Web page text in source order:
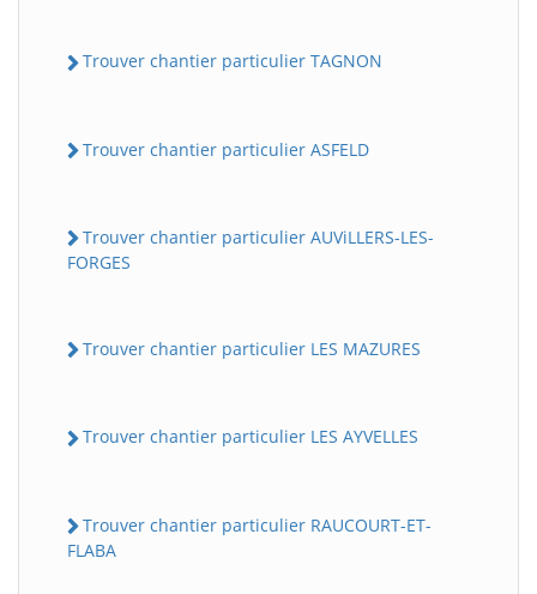
Trouver chantier particulier TAGNON
Trouver chantier particulier ASFELD
Trouver chantier particulier AUViLLERS-LES-
FORGES
Trouver chantier particulier LES MAZURES
Trouver chantier particulier LES AYVELLES
Trouver chantier particulier RAUCOURT-ET-
FLABA